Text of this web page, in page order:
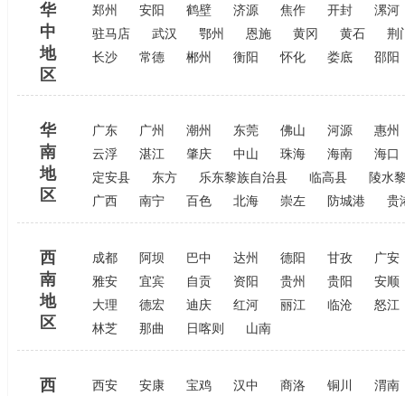
华
中
地
区
郑州 安阳 鹤壁 济源 焦作 开封
漯河
驻马店
武汉 鄂州 恩施 黄冈 黄石
荆
长沙
常德 郴州 衡阳 怀化 娄底 邵阳
华
南
地
区
广东 广州 潮州 东莞 佛山 河源
惠州
云浮
湛江 肇庆 中山 珠海 海南
海口
定安县
东方 乐东黎族自治县 临高县
陵水
广西
南宁 百色 北海 崇左 防城港 贵
西
南
地
区
成都 阿坝 巴中 达州 德阳 甘孜
广安
雅安
宜宾 自贡 资阳 贵州 贵阳
安顺
大理
德宏 迪庆 红河 丽江 临沧
怒江
林芝
那曲 日喀则 山南
西 西安 安康 宝鸡 汉中 商洛 铜川 渭南